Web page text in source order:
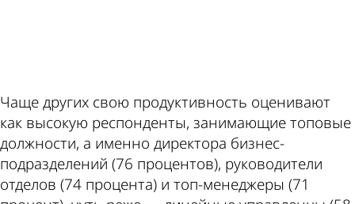
Чаще других свою продуктивность оценивают
как высокую респонденты, занимающие топовые
должности, а именно директора бизнес-
подразделений (76 процентов), руководители
отделов (74 процента) и топ-менеджеры (71